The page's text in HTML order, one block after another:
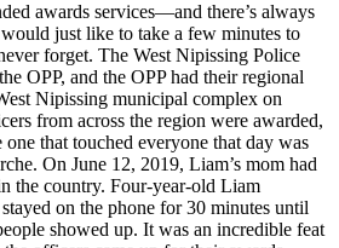
awards services—and there’s always
just like to take a few minutes to
forget. The West Nipissing Police
OPP, and the OPP had their regional
Nipissing municipal complex on
from across the region were awarded,
that touched everyone that day was
On June 12, 2019, Liam’s mom had
the country. Four-year-old Liam
on the phone for 30 minutes until
showed up. It was an incredible feat